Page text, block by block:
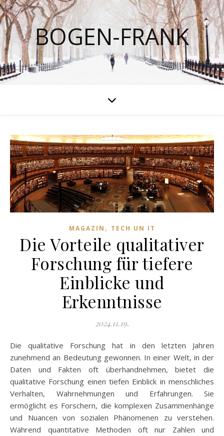
BOGEN-FRANK
MAGAZIN , TECH UN IT
Die Vorteile qualitativer
Forschung für tiefere
Einblicke und
Erkenntnisse
2024.11.19.
Die qualitative Forschung hat in den letzten Jahren
zunehmend an Bedeutung gewonnen. In einer Welt, in der
Daten und Fakten oft überhandnehmen, bietet die
qualitative Forschung einen tiefen Einblick in menschliches
Verhalten, Wahrnehmungen und Erfahrungen. Sie
ermöglicht es Forschern, die komplexen Zusammenhänge
und Nuancen von sozialen Phänomenen zu verstehen.
Während quantitative Methoden oft nur Zahlen und